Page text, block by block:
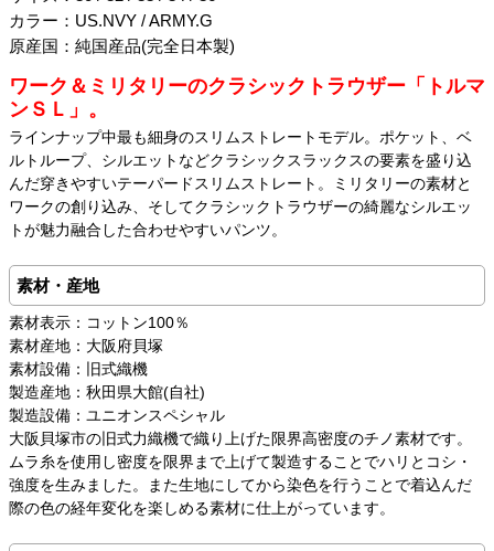
カラー：US.NVY / ARMY.G
原産国：純国産品(完全日本製)
ワーク＆ミリタリーのクラシックトラウザー「トルマ
ンＳＬ」。
ラインナップ中最も細身のスリムストレートモデル。ポケット、ベ
ルトループ、シルエットなどクラシックスラックスの要素を盛り込
んだ穿きやすいテーパードスリムストレート。ミリタリーの素材と
ワークの創り込み、そしてクラシックトラウザーの綺麗なシルエッ
トが魅力融合した合わせやすいパンツ。
素材・産地
素材表示：コットン100％
素材産地：大阪府貝塚
素材設備：旧式織機
製造産地：秋田県大館(自社)
製造設備：ユニオンスペシャル
大阪貝塚市の旧式力織機で織り上げた限界高密度のチノ素材です。
ムラ糸を使用し密度を限界まで上げて製造することでハリとコシ・
強度を生みました。また生地にしてから染色を行うことで着込んだ
際の色の経年変化を楽しめる素材に仕上がっています。